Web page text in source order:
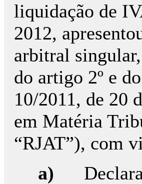
liquidação de
2012,
arbitral
do artigo 2º e
10/2011, de 20
em Matéria
“RJAT”), com
a)